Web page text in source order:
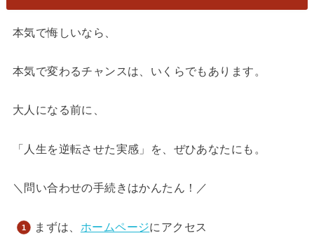
本気で悔しいなら、
本気で変わるチャンスは、いくらでもあります。
大人になる前に、
「人生を逆転させた実感」を、ぜひあなたにも。
＼問い合わせの手続きはかんたん！／
まずは、 ホームページにアクセス